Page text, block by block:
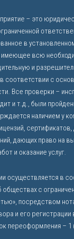
– это
в
имеющее всю
и
соответствии с
Все проверки –
и т.д., были
наличием у
сертификатов,
дающих право на
и оказание услуг.
осуществляется в
обществах с
посредством
и его регистрации
переоформления – 1